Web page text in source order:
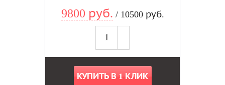
9800 руб. / 10500 руб.
КУПИТЬ В 1 КЛИК